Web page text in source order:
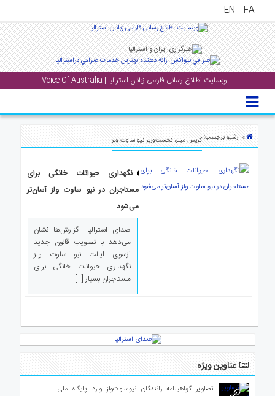
FA
EN
وبسایت اطلاع رسانی فارسی زبانان استرالیا | Voice Of Australia
منوی
اصلی
جشن
ارتباط
» آرشیو برچسب:کریس مینز، نخست‌وزیر نیو ساوت ولز
نگهداری حیوانات خانگی برای
مستاجران در نیو ساوت ولز آسان‌تر
می‌شود
صدای استرالیا– گزارش‌ها نشان
می‌دهد با تصویب قانون جدید
ازسوی ایالت نیو ساوت ولز
نگهداری حیوانات خانگی برای
مستاجران بسیار […]
عناوین ویژه
تصاویر گواهینامه رانندگان نیوساوت‌ولز وارد پایگاه ملی